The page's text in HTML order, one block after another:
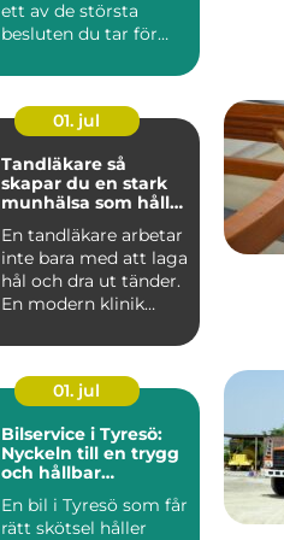
ett av de största
besluten du tar för
01. jul
Tandläkare så
skapar du en stark
munhälsa som håller
En tandläkare arbetar
inte bara med att laga
hål och dra ut tänder.
En modern klinik
01. jul
Bilservice i Tyresö:
Nyckeln till en trygg
och hållbar
En bil i Tyresö som får
rätt skötsel håller